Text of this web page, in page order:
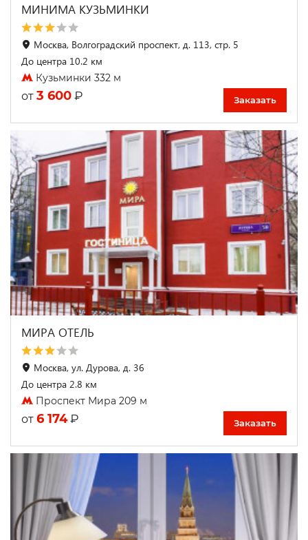
МИНИМА КУЗЬМИНКИ
Москва, Волгоградский проспект, д. 113, стр. 5
До центра 10.2 км
Кузьминки 332 м
от 3 600 ₽ Заказать
МИРА ОТЕЛЬ
Москва, ул. Дурова, д. 36
До центра 2.8 км
Проспект Мира 209 м
от 6 174 ₽ Заказать